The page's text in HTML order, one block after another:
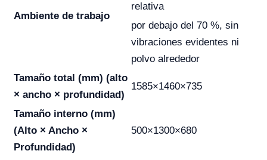
Ambiente de trabajo
relativa
por debajo del 70 %, sin
vibraciones evidentes ni
polvo alrededor
Tamaño total (mm) (alto
× ancho × profundidad)
1585×1460×735
Tamaño interno (mm)
(Alto × Ancho ×
Profundidad)
500×1300×680